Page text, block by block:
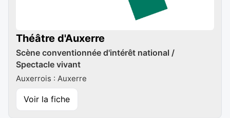
Théâtre d'Auxerre
Scène conventionnée d'intérêt national /
Spectacle vivant
Auxerrois : Auxerre
Voir la fiche